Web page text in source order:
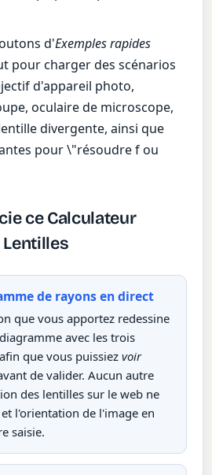
d'Exemples rapides
pour charger des scénarios
d'appareil photo,
oculaire de microscope,
divergente, ainsi que
pour \"résoudre f ou
ce Calculateur
de rayons en direct
que vous apportez redessine
avec les trois
que vous puissiezvoir
de valider. Aucun autre
des lentilles sur le web ne
l'orientation de l'image en
saisie.